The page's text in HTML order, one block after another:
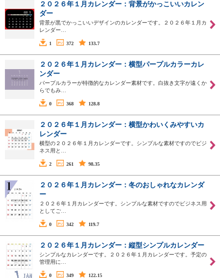
２０２６年１月カレンダー：背景がかっこいいカレン
ダー
背景が黒でかっこいいデザインのカレンダーです。２０２６年１月カ
レンダー…
1 372 133.7
２０２６年１月カレンダー：横型パープルカラーカレ
ンダー
パープルカラーが特徴的なカレンダー素材です。白抜き文字が遠くか
らでもみ…
0 368 128.8
２０２６年１月カレンダー：横型かわいくみやすいカ
レンダー
横型の２０２６年１月カレンダーです。シンプルな素材ですのでビジ
ネス用と…
2 261 98.35
２０２６年１月カレンダー：冬のおしゃれなカレンダ
ー
２０２６年１月カレンダーです。シンプルな素材ですのでビジネス用
としてご…
0 342 119.7
２０２６年１月カレンダー：縦型シンプルカレンダー
シンプルなカレンダーです。２０２６年１月カレンダーです。予定の
管理用に…
0 349 122.15